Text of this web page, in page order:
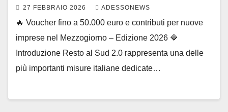
27 FEBBRAIO 2026 ADESSONEWS
🔥 Voucher fino a 50.000 euro e contributi per nuove
imprese nel Mezzogiorno – Edizione 2026 🔷
Introduzione Resto al Sud 2.0 rappresenta una delle
più importanti misure italiane dedicate…